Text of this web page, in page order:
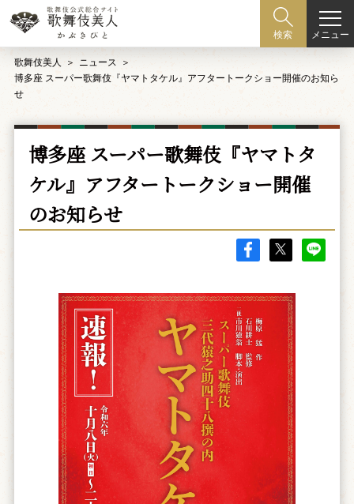
検索 メニュー
歌舞伎美人
ニュース
博多座 スーパー歌舞伎『ヤマトタケル』アフタートークショー開催のお知ら
せ
博多座 スーパー歌舞伎『ヤマトタ
ケル』アフタートークショー開催
のお知らせ